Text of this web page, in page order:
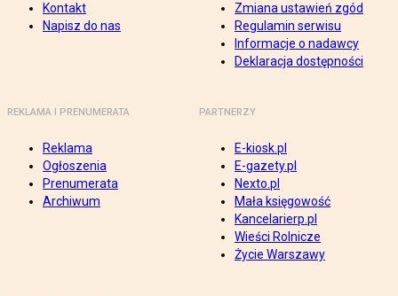
Kontakt
Napisz do nas
Zmiana ustawień zgód
Regulamin serwisu
Informacje o nadawcy
Deklaracja dostępności
REKLAMA I PRENUMERATA
Reklama
Ogłoszenia
Prenumerata
Archiwum
PARTNERZY
E-kiosk.pl
E-gazety.pl
Nexto.pl
Mała księgowość
Kancelarierp.pl
Wieści Rolnicze
Życie Warszawy